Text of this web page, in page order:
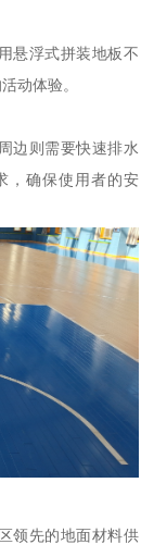
悬浮式拼装地板不
动体验。
边则需要快速排水
，确保使用者的安
领先的地面材料供